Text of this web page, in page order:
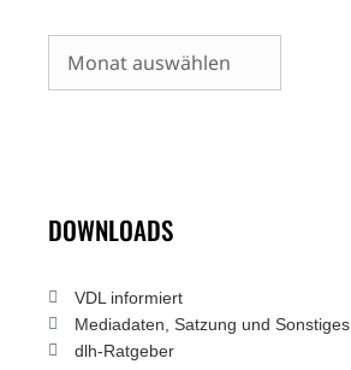
Archiv
DOWNLOADS
VDL informiert
Mediadaten, Satzung und Sonstiges
dlh-Ratgeber